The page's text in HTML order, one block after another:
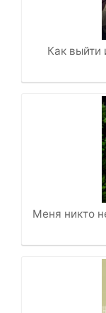
Как выйти
Меня никто